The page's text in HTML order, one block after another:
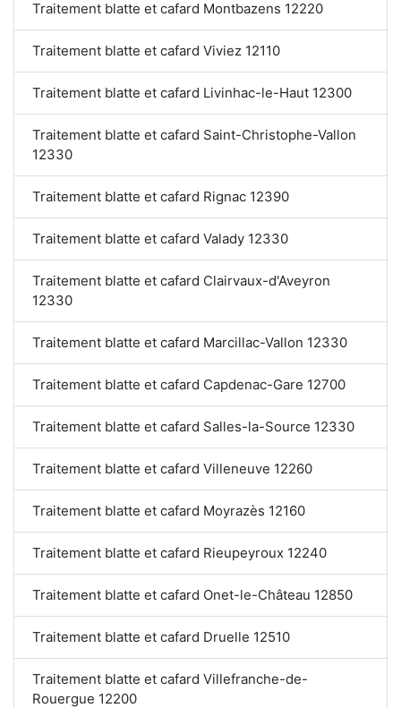
Traitement blatte et cafard Montbazens 12220
Traitement blatte et cafard Viviez 12110
Traitement blatte et cafard Livinhac-le-Haut 12300
Traitement blatte et cafard Saint-Christophe-Vallon
12330
Traitement blatte et cafard Rignac 12390
Traitement blatte et cafard Valady 12330
Traitement blatte et cafard Clairvaux-d'Aveyron
12330
Traitement blatte et cafard Marcillac-Vallon 12330
Traitement blatte et cafard Capdenac-Gare 12700
Traitement blatte et cafard Salles-la-Source 12330
Traitement blatte et cafard Villeneuve 12260
Traitement blatte et cafard Moyrazès 12160
Traitement blatte et cafard Rieupeyroux 12240
Traitement blatte et cafard Onet-le-Château 12850
Traitement blatte et cafard Druelle 12510
Traitement blatte et cafard Villefranche-de-
Rouergue 12200